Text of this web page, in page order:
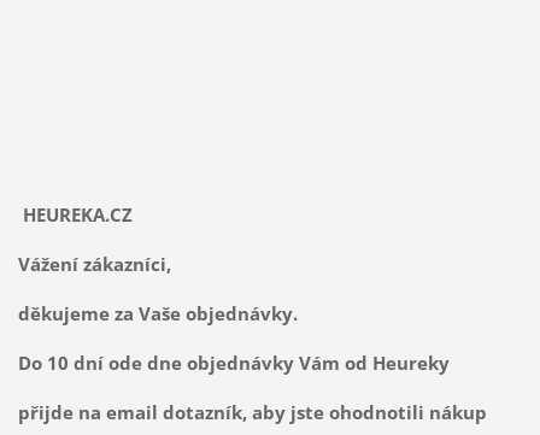
HEUREKA.CZ
Vážení zákazníci,
děkujeme za Vaše objednávky.
Do 10 dní ode dne objednávky Vám od Heureky
přijde na email dotazník, aby jste ohodnotili nákup